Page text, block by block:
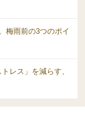
梅雨前の3つのポイ
レス」を減らす、